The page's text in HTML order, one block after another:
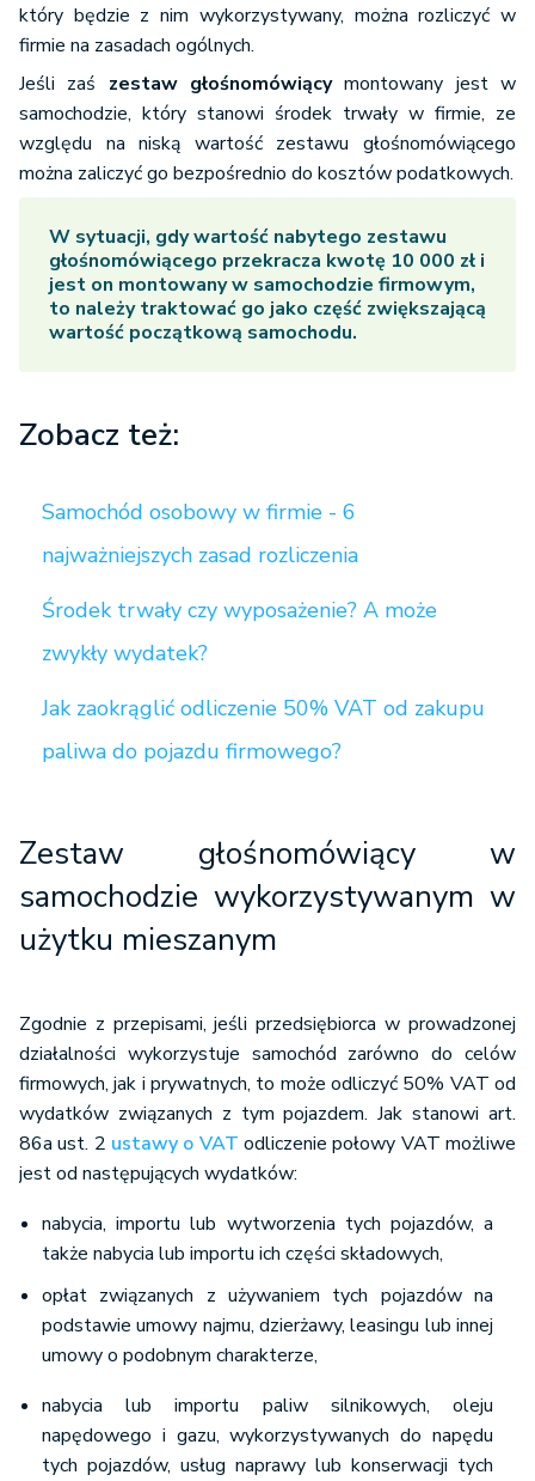
który będzie z nim wykorzystywany, można rozliczyć w
firmie na zasadach ogólnych.
Jeśli zaś zestaw głośnomówiącymontowany jest w
samochodzie, który stanowi środek trwały w firmie, ze
względu na niską wartość zestawu głośnomówiącego
można zaliczyć go bezpośrednio do kosztów podatkowych.
W sytuacji, gdy wartość nabytego zestawu
głośnomówiącego przekracza kwotę 10 000 zł i
jest on montowany w samochodzie firmowym,
to należy traktować go jako część zwiększającą
wartość początkową samochodu.
Zobacz też:
Samochód osobowy w firmie - 6
najważniejszych zasad rozliczenia
Środek trwały czy wyposażenie? A może
zwykły wydatek?
Jak zaokrąglić odliczenie 50% VAT od zakupu
paliwa do pojazdu firmowego?
Zestaw głośnomówiący w
samochodzie wykorzystywanym w
użytku mieszanym
Zgodnie z przepisami, jeśli przedsiębiorca w prowadzonej
działalności wykorzystuje samochód zarówno do celów
firmowych, jak i prywatnych, to może odliczyć 50% VAT od
wydatków związanych z tym pojazdem. Jak stanowi art.
86a ust. 2 ustawy o VAT odliczenie połowy VAT możliwe
jest od następujących wydatków:
nabycia, importu lub wytworzenia tych pojazdów, a
także nabycia lub importu ich części składowych,
opłat związanych z używaniem tych pojazdów na
podstawie umowy najmu, dzierżawy, leasingu lub innej
umowy o podobnym charakterze,
nabycia lub importu paliw silnikowych, oleju
napędowego i gazu, wykorzystywanych do napędu
tych pojazdów, usług naprawy lub konserwacji tych